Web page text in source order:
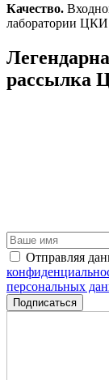
Качество.
лаборатории ЦКИ
рассылка
Отправляя
персональных
Подписаться